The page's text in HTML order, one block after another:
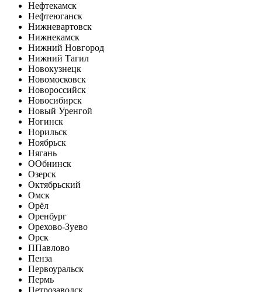
Нефтекамск
Нефтеюганск
Нижневартовск
Нижнекамск
Нижний Новгород
Нижний Тагил
Новокузнецк
Новомосковск
Новороссийск
Новосибирск
Новый Уренгой
Ногинск
Норильск
Ноябрьск
Нягань
ООбнинск
Озерск
Октябрьский
Омск
Орёл
Оренбург
Орехово-Зуево
Орск
ППавлово
Пенза
Первоуральск
Пермь
Петрозаводск